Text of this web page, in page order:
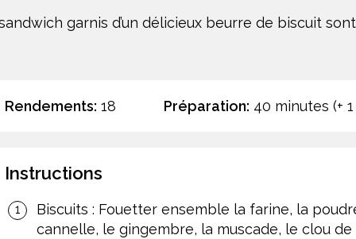
garnis d’un délicieux beurre de biscuit
Rendements: 18 Préparation: 40 minutes (+
Instructions
Biscuits : Fouetter ensemble la farine, la
cannelle, le gingembre, la muscade, le clou